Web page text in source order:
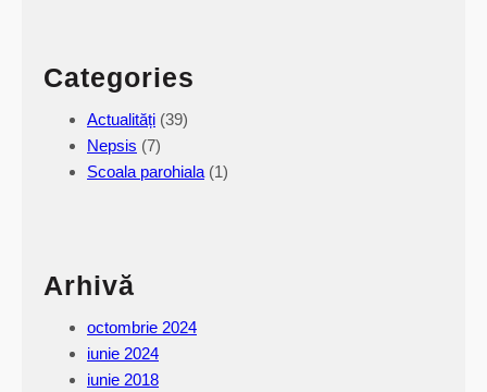
c
.
2
0
Categories
Actualități (39)
Nepsis (7)
Scoala parohiala (1)
Arhivă
octombrie 2024
iunie 2024
iunie 2018